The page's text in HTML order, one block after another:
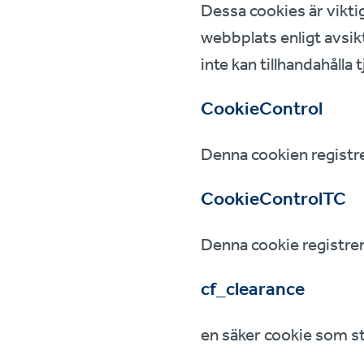
Dessa cookies är
webbplats enligt
inte kan
CookieControl
Denna cookien
CookieControlTC
Denna cookie
cf_clearance
en säker cookie som